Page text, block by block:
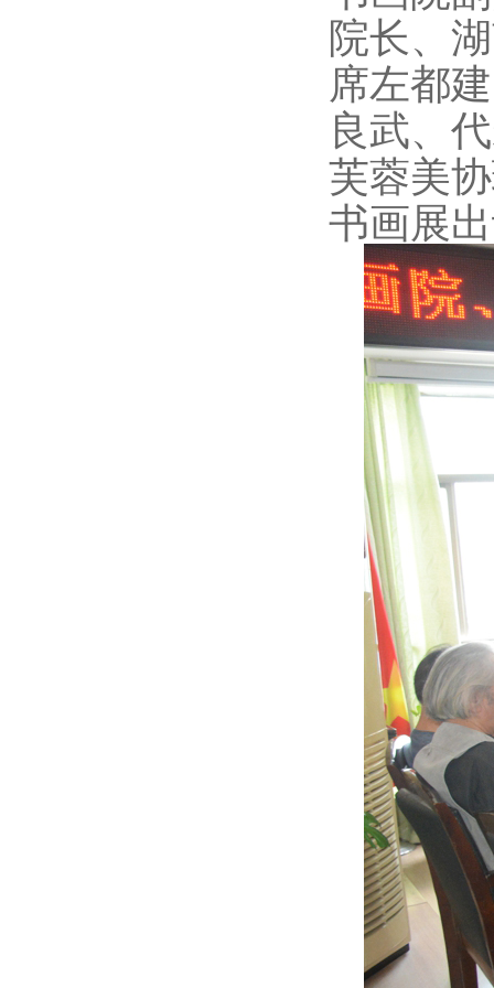
院长、
席左都
良武、
芙蓉美
书画展